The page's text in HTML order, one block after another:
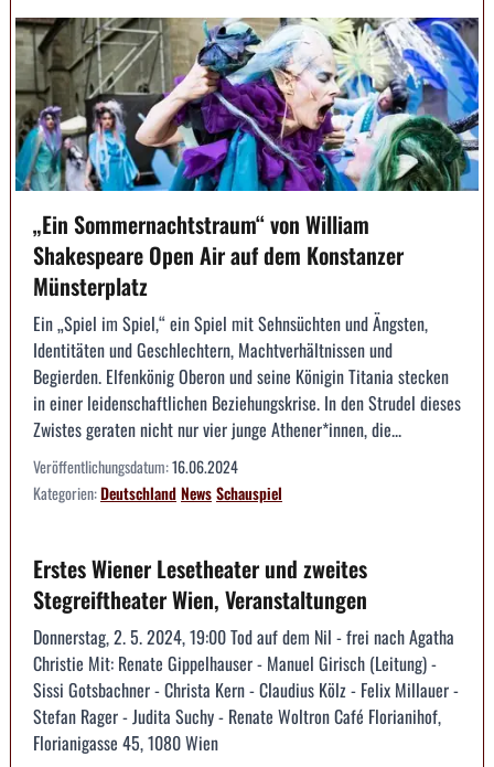
„Ein Sommernachtstraum“ von William
Shakespeare Open Air auf dem Konstanzer
Münsterplatz
Ein „Spiel im Spiel,“ ein Spiel mit Sehnsüchten und Ängsten,
Identitäten und Geschlechtern, Machtverhältnissen und
Begierden. Elfenkönig Oberon und seine Königin Titania stecken
in einer leidenschaftlichen Beziehungskrise. In den Strudel dieses
Zwistes geraten nicht nur vier junge Athener*innen, die...
Veröffentlichungsdatum:16.06.2024
Kategorien:DeutschlandNewsSchauspiel
Erstes Wiener Lesetheater und zweites
Stegreiftheater Wien, Veranstaltungen
Donnerstag, 2. 5. 2024, 19:00 Tod auf dem Nil - frei nach Agatha
Christie Mit: Renate Gippelhauser - Manuel Girisch (Leitung) -
Sissi Gotsbachner - Christa Kern - Claudius Kölz - Felix Millauer -
Stefan Rager - Judita Suchy - Renate Woltron Café Florianihof,
Florianigasse 45, 1080 Wien